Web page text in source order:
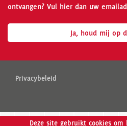
Deze site gebruikt cookies om
ontvangen? Vul hier dan uw
Ja, houd mij op
Privacybeleid